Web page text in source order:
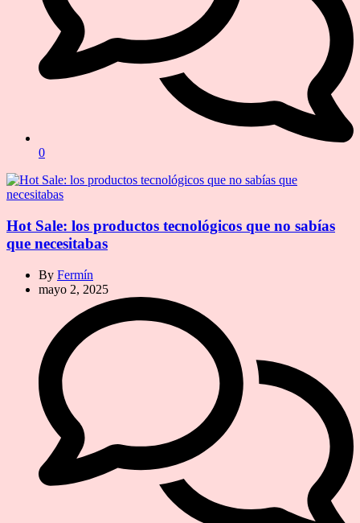
0
Hot Sale: los productos tecnológicos que no sabías
que necesitabas
By Fermín
mayo 2, 2025